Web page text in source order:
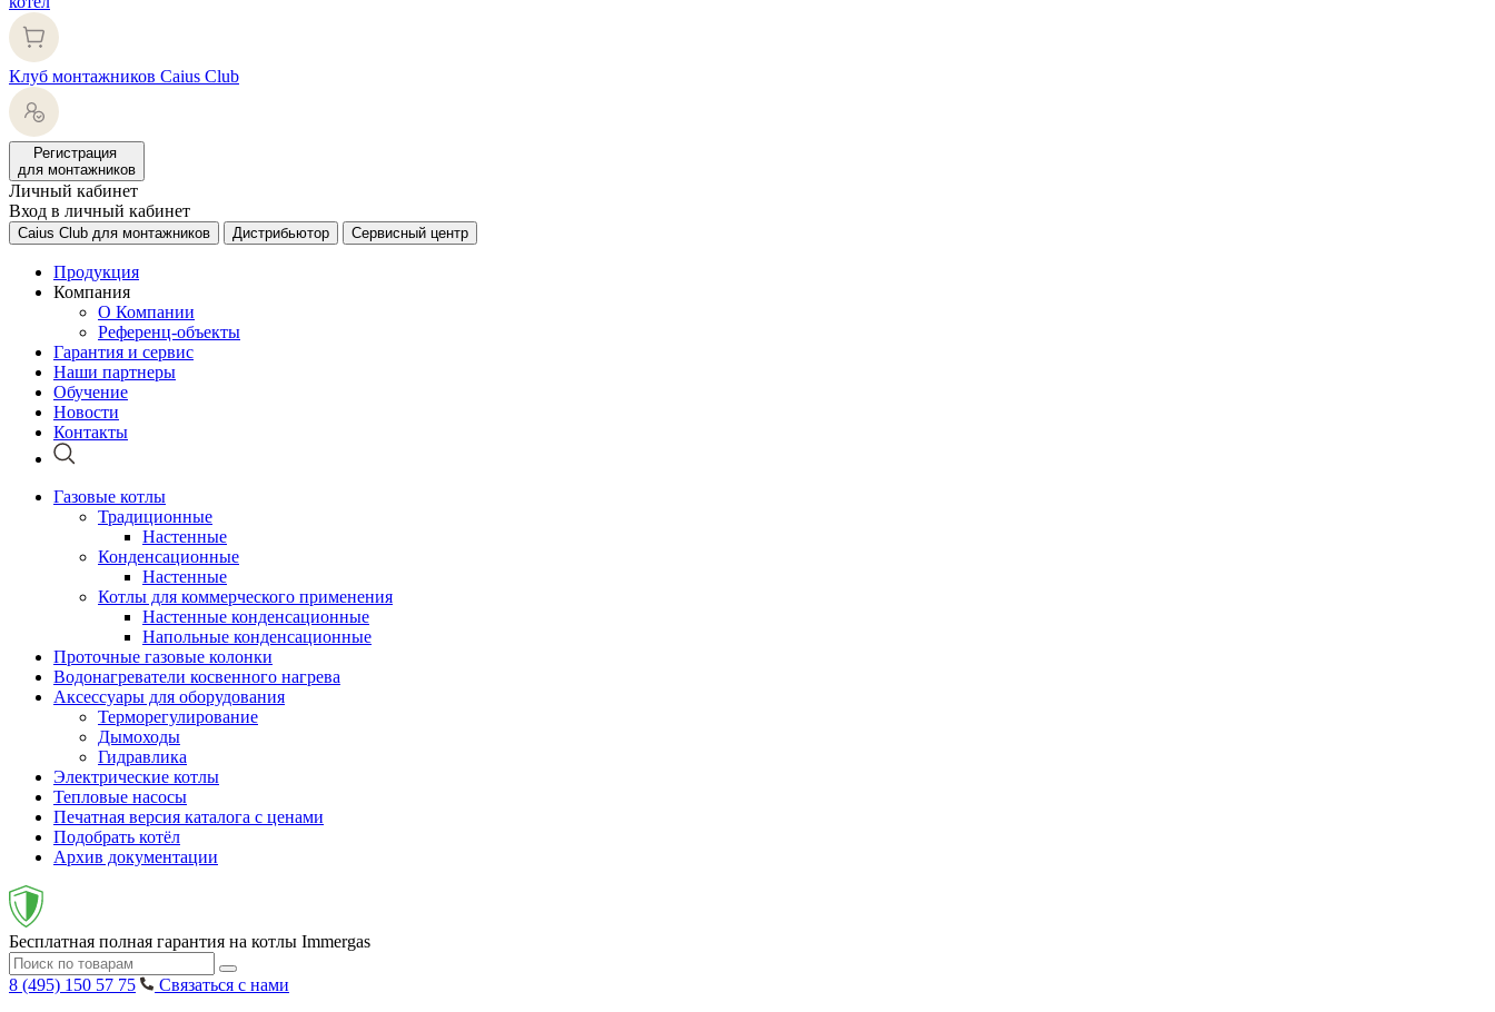
Клуб монтажников Caius Club
Регистрация
для монтажников
Личный кабинет
Вход в личный кабинет
Caius Club для монтажников Дистрибьютор Сервисный центр
Продукция
Компания
О Компании
Референц-объекты
Гарантия и сервис
Наши партнеры
Обучение
Новости
Контакты
Газовые котлы
Традиционные
Настенные
Конденсационные
Настенные
Котлы для коммерческого применения
Настенные конденсационные
Напольные конденсационные
Проточные газовые колонки
Водонагреватели косвенного нагрева
Аксессуары для оборудования
Терморегулирование
Дымоходы
Гидравлика
Электрические котлы
Тепловые насосы
Печатная версия каталога с ценами
Подобрать котёл
Архив документации
Бесплатная полная гарантия на котлы Immergas
8 (495) 150 57 75
Связаться с нами